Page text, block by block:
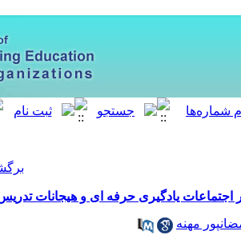
برگشت به فهرست نسخه ها
ای و هیجانات تدریس